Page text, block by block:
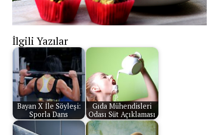
İlgili Yazılar
Bayan X İle Söyleşi:
Sporla Dans
Gıda Mühendisleri
Odası Süt Açıklaması